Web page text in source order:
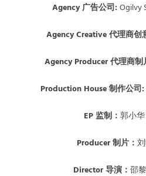
Agency 广告公司: Ogilvy
Agency Creative 代理商创
Agency Producer 代理商制
Production House 制作公司:
EP 监制： 郭小华
Producer 制片：
Director 导演： 邵